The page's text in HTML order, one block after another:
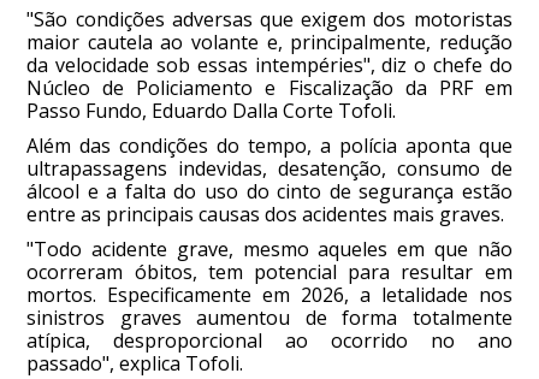
"São condições adversas que exigem dos motoristas
maior cautela ao volante e, principalmente, redução
da velocidade sob essas intempéries", diz o chefe do
Núcleo de Policiamento e Fiscalização da PRF em
Passo Fundo, Eduardo Dalla Corte Tofoli.
Além das condições do tempo, a polícia aponta que
ultrapassagens indevidas, desatenção, consumo de
álcool e a falta do uso do cinto de segurança estão
entre as principais causas dos acidentes mais graves.
"Todo acidente grave, mesmo aqueles em que não
ocorreram óbitos, tem potencial para resultar em
mortos. Especificamente em 2026, a letalidade nos
sinistros graves aumentou de forma totalmente
atípica, desproporcional ao ocorrido no ano
passado", explica Tofoli.